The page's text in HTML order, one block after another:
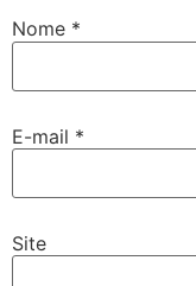
Nome *
E-mail *
Site